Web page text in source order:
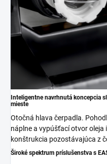
Inteligentne navrhnutá koncepcia
mieste
Otočná hlava čerpadla.
náplne a vypúšťací otvor
konštrukcia pozostávajúca z
Široké spektrum príslušenstva s